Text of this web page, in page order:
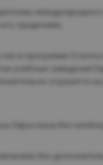
пределами.
учебные заведения
отразится
Евросоюза без
без